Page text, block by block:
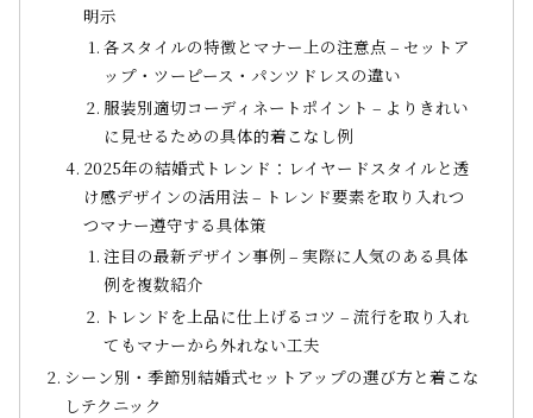
明示
各スタイルの特徴とマナー上の注意点 – セットア
ップ・ツーピース・パンツドレスの違い
服装別適切コーディネートポイント – よりきれい
に見せるための具体的着こなし例
2025年の結婚式トレンド：レイヤードスタイルと透
け感デザインの活用法 – トレンド要素を取り入れつ
つマナー遵守する具体策
注目の最新デザイン事例 – 実際に人気のある具体
例を複数紹介
トレンドを上品に仕上げるコツ – 流行を取り入れ
てもマナーから外れない工夫
シーン別・季節別結婚式セットアップの選び方と着こな
しテクニック